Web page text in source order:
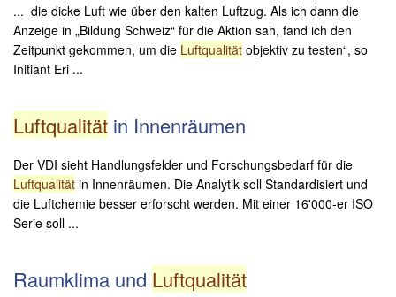
... die dicke Luft wie über den kalten Luftzug. Als ich dann die
Anzeige in „Bildung Schweiz“ für die Aktion sah, fand ich den
Zeitpunkt gekommen, um die Luftqualität objektiv zu testen“, so
Initiant Eri ...
Luftqualität in Innenräumen
Der VDI sieht Handlungsfelder und Forschungsbedarf für die
Luftqualität in Innenräumen. Die Analytik soll Standardisiert und
die Luftchemie besser erforscht werden. Mit einer 16'000-er ISO
Serie soll ...
Raumklima und Luftqualität